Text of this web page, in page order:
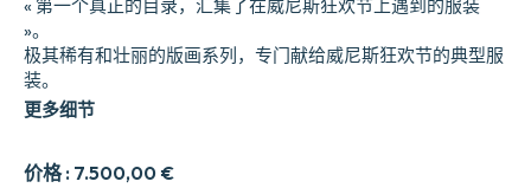
价格 : 7.500,00 €
« 第一个真正的目录，汇集了在威尼斯狂欢节上遇到的服装
»。
极其稀有和壮丽的版画系列，专门献给威尼斯狂欢节的典型服
装。
更多细节